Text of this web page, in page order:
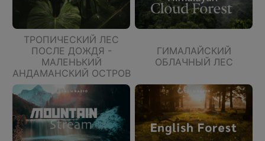
ТРОПИЧЕСКИЙ ЛЕС
ПОСЛЕ ДОЖДЯ -
МАЛЕНЬКИЙ
АНДАМАНСКИЙ ОСТРОВ
ГИМАЛАЙСКИЙ
ОБЛАЧНЫЙ ЛЕС